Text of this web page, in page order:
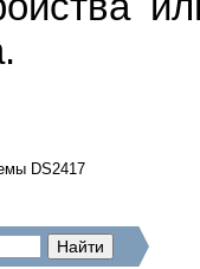
DS2417